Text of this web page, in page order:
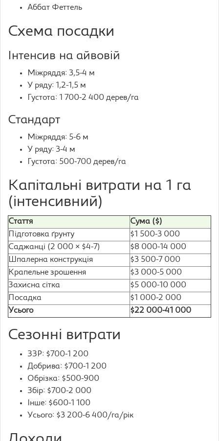
Аббат Феттель
Схема посадки
Інтенсив на айвовій
Міжряддя: 3,5-4 м
У ряду: 1,2-1,5 м
Густота: 1 700-2 400 дерев/га
Стандарт
Міжряддя: 5-6 м
У ряду: 3-4 м
Густота: 500-700 дерев/га
Капітальні витрати на 1 га
(інтенсивний)
Стаття
Сума ($)
Підготовка ґрунту
$1 500-3 000
Саджанці (2 000 × $4-7)
$8 000-14 000
Шпалерна конструкція
$3 500-7 000
Крапельне зрошення
$3 000-5 000
Захисна сітка
$5 000-10 000
Посадка
$1 000-2 000
Усього
$22 000-41 000
Сезонні витрати
ЗЗР: $700-1 200
Добрива: $700-1 200
Обрізка: $500-900
Збір: $700-2 000
Інше: $600-1 100
Усього: $3 200-6 400/га/рік